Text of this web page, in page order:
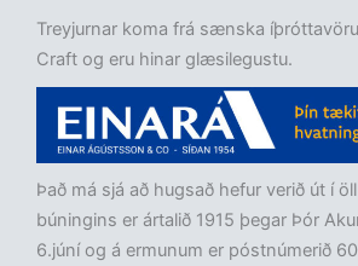
Treyjurnar koma frá sænska
Craft og eru hinar glæsilegustu.
Það má sjá að hugsað hefur verið út í
búningins er ártalið 1915 þegar Þór
6.júní og á ermunum er póstnúmerið